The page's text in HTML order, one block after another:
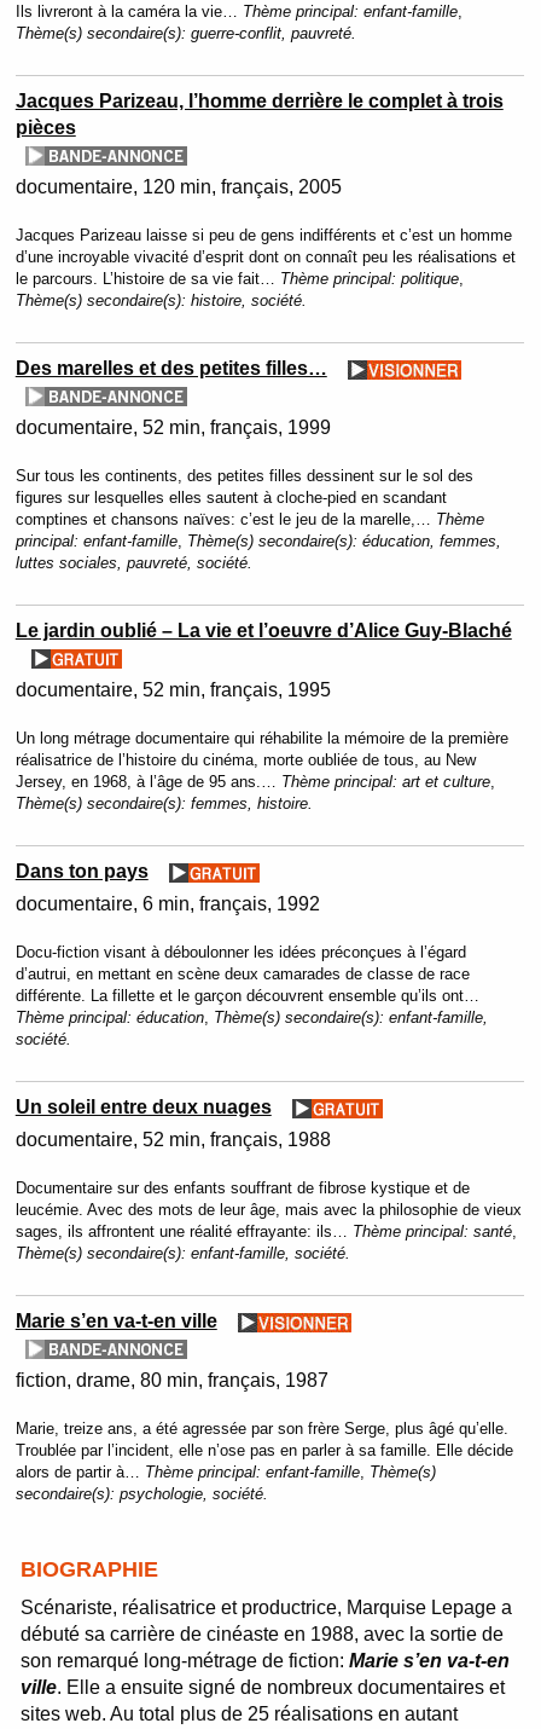
Ils livreront à la caméra la vie… Thème principal: enfant-famille,
Thème(s) secondaire(s): guerre-conflit, pauvreté.
Jacques Parizeau, l’homme derrière le complet à trois
pièces
documentaire 120 min français 2005
Jacques Parizeau laisse si peu de gens indifférents et c’est un homme
d’une incroyable vivacité d’esprit dont on connaît peu les réalisations et
le parcours. L’histoire de sa vie fait… Thème principal: politique,
Thème(s) secondaire(s): histoire, société.
Des marelles et des petites filles…
documentaire 52 min français 1999
Sur tous les continents, des petites filles dessinent sur le sol des
figures sur lesquelles elles sautent à cloche-pied en scandant
comptines et chansons naïves: c’est le jeu de la marelle,… Thème
principal: enfant-famille, Thème(s) secondaire(s): éducation, femmes,
luttes sociales, pauvreté, société.
Le jardin oublié – La vie et l’oeuvre d’Alice Guy-Blaché
documentaire 52 min français 1995
Un long métrage documentaire qui réhabilite la mémoire de la première
réalisatrice de l’histoire du cinéma, morte oubliée de tous, au New
Jersey, en 1968, à l’âge de 95 ans.… Thème principal: art et culture,
Thème(s) secondaire(s): femmes, histoire.
Dans ton pays
documentaire 6 min français 1992
Docu-fiction visant à déboulonner les idées préconçues à l’égard
d’autrui, en mettant en scène deux camarades de classe de race
différente. La fillette et le garçon découvrent ensemble qu’ils ont…
Thème principal: éducation, Thème(s) secondaire(s): enfant-famille,
société.
Un soleil entre deux nuages
documentaire 52 min français 1988
Documentaire sur des enfants souffrant de fibrose kystique et de
leucémie. Avec des mots de leur âge, mais avec la philosophie de vieux
sages, ils affrontent une réalité effrayante: ils… Thème principal: santé,
Thème(s) secondaire(s): enfant-famille, société.
Marie s’en va-t-en ville
fiction drame 80 min français 1987
Marie, treize ans, a été agressée par son frère Serge, plus âgé qu’elle.
Troublée par l’incident, elle n’ose pas en parler à sa famille. Elle décide
alors de partir à… Thème principal: enfant-famille, Thème(s)
secondaire(s): psychologie, société.
BIOGRAPHIE
Scénariste, réalisatrice et productrice, Marquise Lepage a
débuté sa carrière de cinéaste en 1988, avec la sortie de
son remarqué long-métrage de fiction:Marie s’en va-t-en
ville. Elle a ensuite signé de nombreux documentaires et
sites web. Au total plus de 25 réalisations en autant